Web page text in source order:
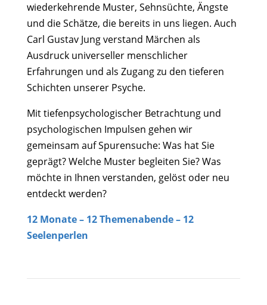
wiederkehrende Muster, Sehnsüchte, Ängste
und die Schätze, die bereits in uns liegen. Auch
Carl Gustav Jung verstand Märchen als
Ausdruck universeller menschlicher
Erfahrungen und als Zugang zu den tieferen
Schichten unserer Psyche.
Mit tiefenpsychologischer Betrachtung und
psychologischen Impulsen gehen wir
gemeinsam auf Spurensuche: Was hat Sie
geprägt? Welche Muster begleiten Sie? Was
möchte in Ihnen verstanden, gelöst oder neu
entdeckt werden?
12 Monate – 12 Themenabende – 12
Seelenperlen